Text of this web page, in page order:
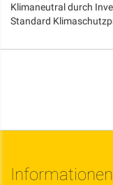
Klimaneutral durch
Standard
Informationen